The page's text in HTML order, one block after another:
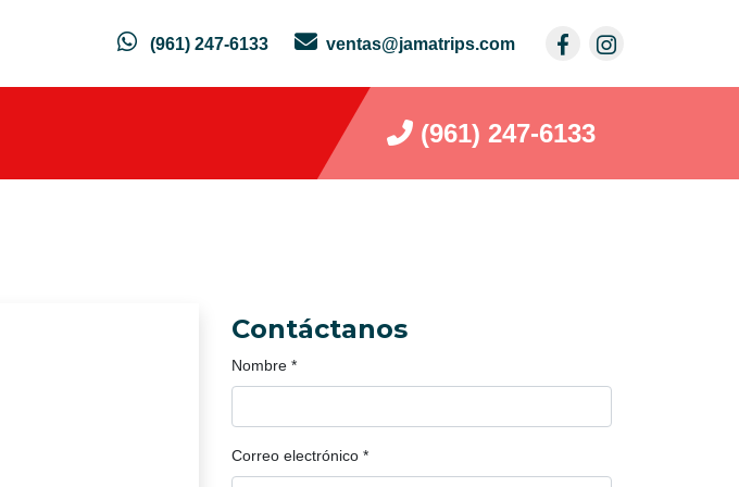
(961) 247-6133 ventas@jamatrips.com
(961) 247-6133
Contáctanos
Nombre *
Correo electrónico *